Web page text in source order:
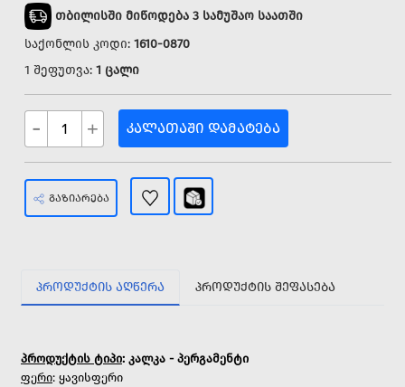
თბილისში მიწოდება 3 სამუშაო საათში
საქონლის კოდი: 1610-0870
1 შეფუთვა: 1 ცალი
- + ᲙᲐᲚᲐᲗᲐᲨᲘ ᲓᲐᲛᲐᲢᲔᲑᲐ
ᲒᲐᲖᲘᲐᲠᲔᲑᲐ
ᲞᲠᲝᲓᲣᲥᲢᲘᲡ ᲐᲦᲬᲔᲠᲐ ᲞᲠᲝᲓᲣᲥᲢᲘᲡ ᲨᲔᲤᲐᲡᲔᲑᲐ
პროდუქტის ტიპი: კალკა - პერგამენტი
ფერი: ყავისფერი